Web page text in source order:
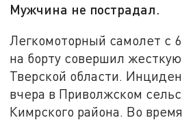
Мужчина не пострадал.
Легкомоторный самолет с
на борту совершил
Тверской области.
вчера в Приволжском
Кимрского района. Во